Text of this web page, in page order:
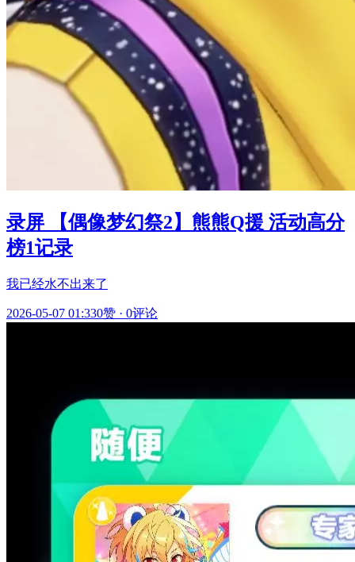
录屏 【偶像梦幻祭2】熊熊Q援 活动高分
榜1记录
我已经水不出来了
2026-05-07 01:330赞 · 0评论